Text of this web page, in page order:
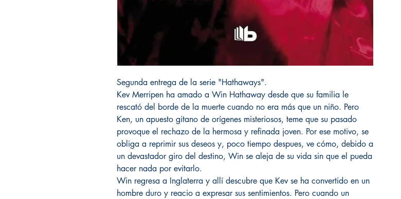
Segunda entrega de la serie "Hathaways".
Kev Merripen ha amado a Win Hathaway desde que su familia le
rescató del borde de la muerte cuando no era más que un niño. Pero
Ken, un apuesto gitano de orígenes misteriosos, teme que su pasado
provoque el rechazo de la hermosa y refinada joven. Por ese motivo, se
obliga a reprimir sus deseos y, poco tiempo despues, ve cómo, debido a
un devastador giro del destino, Win se aleja de su vida sin que el pueda
hacer nada por evitarlo.
Win regresa a Inglaterra y allí descubre que Kev se ha convertido en un
hombre duro y reacio a expresar sus sentimientos. Pero cuando un